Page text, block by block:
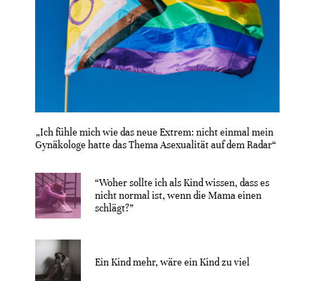
„Ich fühle mich wie das neue Extrem: nicht einmal mein
Gynäkologe hatte das Thema Asexualität auf dem Radar“
“Woher sollte ich als Kind wissen, dass es
nicht normal ist, wenn die Mama einen
schlägt?”
Ein Kind mehr, wäre ein Kind zu viel